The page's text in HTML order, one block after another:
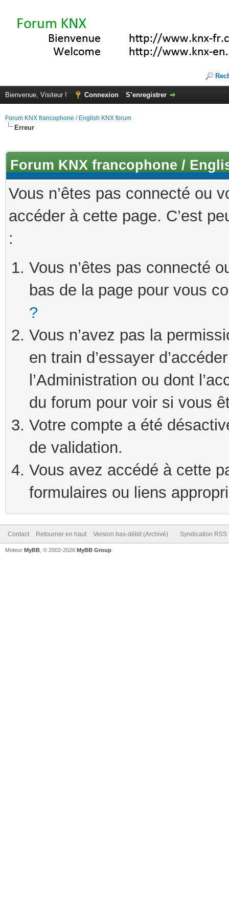
Bienvenue, Visiteur ! Connexion S’enregistrer
Forum KNX francophone / English KNX forum
Erreur
Forum KNX francophone /
Vous n’êtes pas connecté ou
accéder à cette page. C’est
:
Vous n’êtes pas connecté
bas de la page pour vous
?
Vous n’avez pas la
en train d’essayer
l’Administration ou dont
du forum pour voir si vous
Votre compte a été
de validation.
Vous avez accédé à cette
formulaires ou liens
Contact Retourner en haut Version bas-débit (Archivé) Syndication RSS
Moteur MyBB , © 2002-2026 MyBB Group